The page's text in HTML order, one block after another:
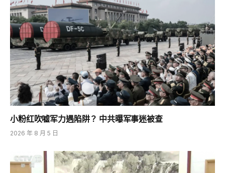
小粉红吹嘘军力遇陷阱？ 中共曝军事迷被查
2026 年 8 月 5 日